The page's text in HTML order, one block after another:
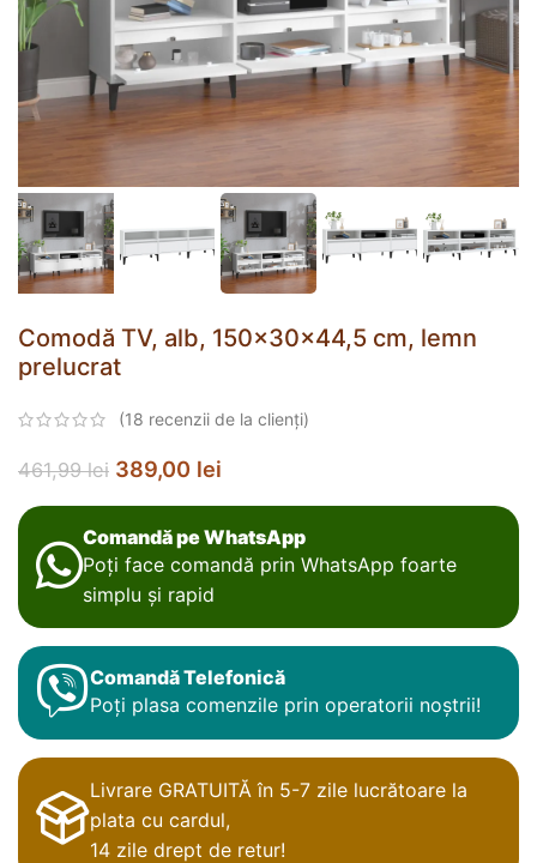
Comodă TV, alb, 150x30x44,5 cm, lemn
prelucrat
(18 recenzii de la clienți)
461,99lei 389,00 lei
Comandă pe WhatsApp
Poți face comandă prin WhatsApp foarte
simplu și rapid
Comandă Telefonică
Poți plasa comenzile prin operatorii noștrii!
Livrare GRATUITĂ în 5-7 zile lucrătoare la
plata cu cardul,
14 zile drept de retur!